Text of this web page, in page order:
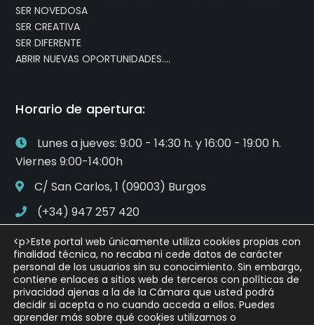
SER NOVEDOSA
SER CREATIVA
SER DIFERENTE
ABRIR NUEVAS OPORTUNIDADES….
Horario de apertura:
Lunes a jueves: 9:00 - 14:30 h. y 16:00 - 19:00 h.
Viernes 9:00-14:00h
C/ San Carlos, 1 (09003) Burgos
(+34) 947 257 420
asesoramiento@camaraburgos.com
<p>Este portal web únicamente utiliza cookies propias con
finalidad técnica, no recaba ni cede datos de carácter
personal de los usuarios sin su conocimiento. Sin embargo,
contiene enlaces a sitios web de terceros con políticas de
privacidad ajenas a la de la Cámara que usted podrá
decidir si acepta o no cuando acceda a ellos. Puedes
aprender más sobre qué cookies utilizamos o